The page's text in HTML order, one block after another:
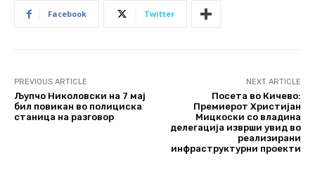
Facebook Twitter
PREVIOUS ARTICLE
Љупчо Николовски на 7 мај
бил повикан во полициска
станица на разговор
NEXT ARTICLE
Посета во Кичево:
Премиерот Христијан
Мицкоски со владина
делегација изврши увид во
реализирани
инфраструктурни проекти